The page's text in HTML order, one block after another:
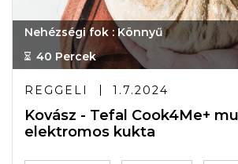
Nehézségi fok : Könnyű
40 Percek
REGGELI 1.7.2024
Kovász - Tefal Cook4Me+
elektromos kukta